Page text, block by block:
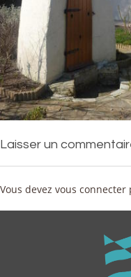
Laisser un
Vous devez vous connecter